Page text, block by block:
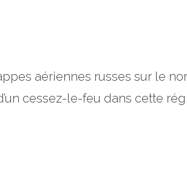
aériennes russes sur le
cessez-le-feu dans cette